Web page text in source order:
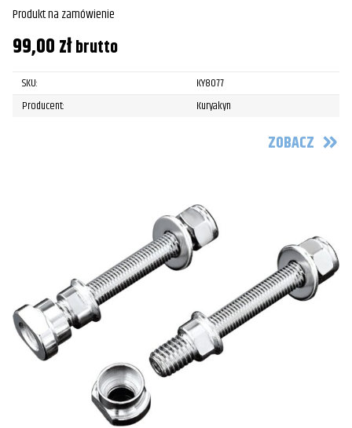
Produkt na zamówienie
99,00złbrutto
SKU:
KY8077
Producent:
Kuryakyn
ZOBACZ